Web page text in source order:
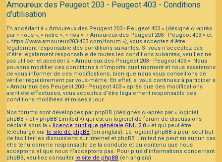
Amoureux des Peugeot 203 - Peugeot 403 - Conditions
d’utilisation
En accédant à « Amoureux des Peugeot 203 - Peugeot 403 » (désigné ci-après
par « nous », « notre », « nos », « Amoureux des Peugeot 203 - Peugeot 403 » et
« https://www.amoureux203-403.com/forum »), vous acceptez d’être
légalement responsable des conditions suivantes. Si vous n’acceptez pas
d’être légalement responsable de toutes les conditions suivantes, veuillez ne
pas utiliser et accéder à « Amoureux des Peugeot 203 - Peugeot 403 ». Nous
pouvons modifier ces conditions à n’importe quel moment et nous essaierons
de vous informer de ces modifications, bien que nous vous conseillons de
vérifier régulièrement par vous-même. En effet, si vous continuez à participer à
« Amoureux des Peugeot 203 - Peugeot 403 » après que des modifications
aient été effectuées, vous acceptez d’être légalement responsable des
conditions modifiées et mises à jour.
Nos forums sont développés par phpBB (désignés ci-après par « logiciel
phpBB » et « phpBB Limited ») qui est un logiciel de forum de discussions
déclaré sous la « licence publique générale GNU 2.0 » et qui peut être
téléchargé sur le site de phpBB (en anglais). Le logiciel phpBB a pour seul but
de faciliter les discussions sur internet et phpBB Limited ne peut en aucun cas
être tenu comme responsable de la conduite et du contenu que nous
acceptons et que nous n’acceptons pas. Pour plus d’informations concernant
phpBB, veuillez consulter le site de phpBB (en anglais).